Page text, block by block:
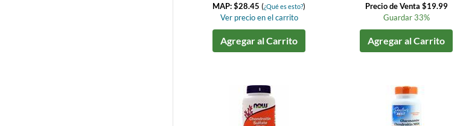
MAP: $28.45(¿Qué es esto?)
Ver precio en el carrito
Agregar al Carrito
Precio de Venta $19.99
Guardar 33%
Agregar al Carrito